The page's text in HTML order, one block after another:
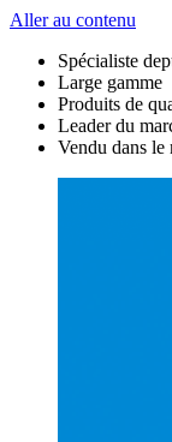
Aller au contenu
Spécialiste
Large gamme
Produits de
Leader du
Vendu dans le